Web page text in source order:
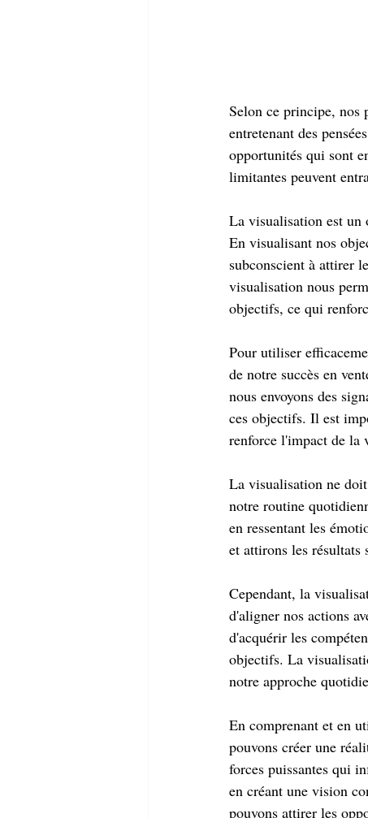
Selon ce principe, nos
entretenant des
opportunités qui sont
limitantes peuvent
La visualisation est un
En visualisant nos
subconscient à attirer
visualisation nous
objectifs, ce qui
Pour utiliser
de notre succès en
nous envoyons des
ces objectifs. Il est
renforce l'impact de la
La visualisation ne
notre routine
en ressentant les
et attirons les résultats
Cependant, la
d'aligner nos actions
d'acquérir les
objectifs. La
notre approche
En comprenant et en
pouvons créer une
forces puissantes qui
en créant une vision
pouvons attirer les